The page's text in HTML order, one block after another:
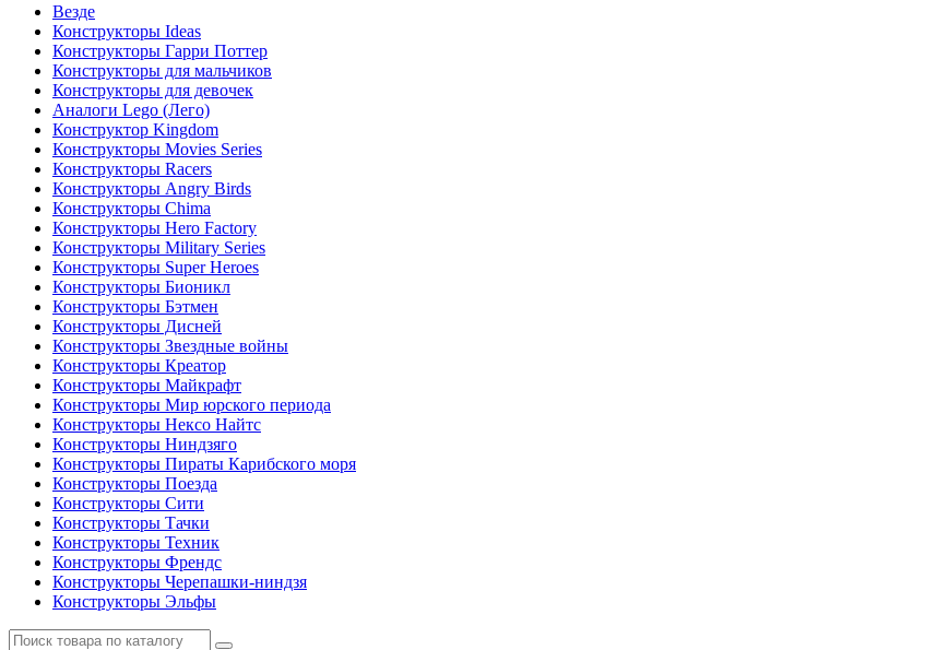
Везде
Конструкторы Ideas
Конструкторы Гарри Поттер
Конструкторы для мальчиков
Конструкторы для девочек
Аналоги Lego (Лего)
Конструктор Kingdom
Конструкторы Movies Series
Конструкторы Racers
Конструкторы Angry Birds
Конструкторы Chima
Конструкторы Hero Factory
Конструкторы Military Series
Конструкторы Super Heroes
Конструкторы Бионикл
Конструкторы Бэтмен
Конструкторы Дисней
Конструкторы Звездные войны
Конструкторы Креатор
Конструкторы Майкрафт
Конструкторы Мир юрского периода
Конструкторы Нексо Найтс
Конструкторы Ниндзяго
Конструкторы Пираты Карибского моря
Конструкторы Поезда
Конструкторы Сити
Конструкторы Тачки
Конструкторы Техник
Конструкторы Френдс
Конструкторы Черепашки-ниндзя
Конструкторы Эльфы